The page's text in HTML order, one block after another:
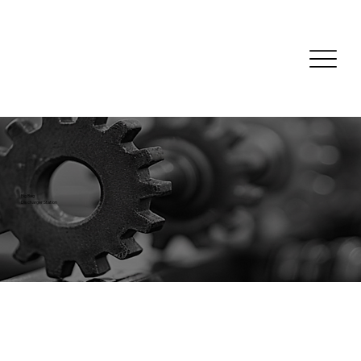
Big Bag
Discharger Station